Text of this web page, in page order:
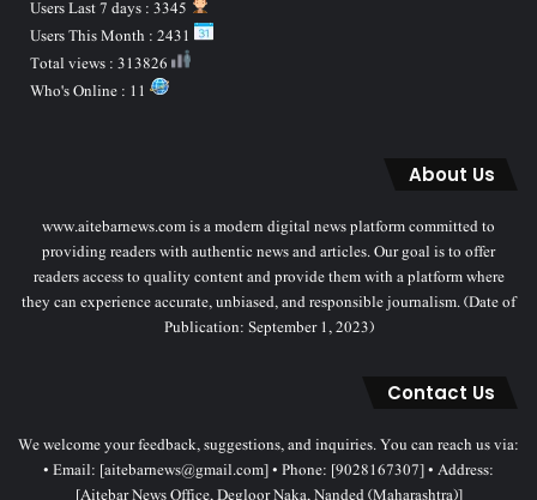
About Us
www.aitebarnews.com is a modern digital news platform committed to
providing readers with authentic news and articles. Our goal is to offer
readers access to quality content and provide them with a platform where
they can experience accurate, unbiased, and responsible journalism. (Date of
Publication: September 1, 2023)
Contact Us
We welcome your feedback, suggestions, and inquiries. You can reach us via:
• Email: [aitebarnews@gmail.com] • Phone: [9028167307] • Address: